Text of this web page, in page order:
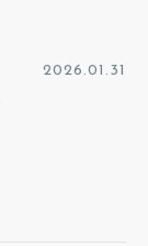
2026.01.31